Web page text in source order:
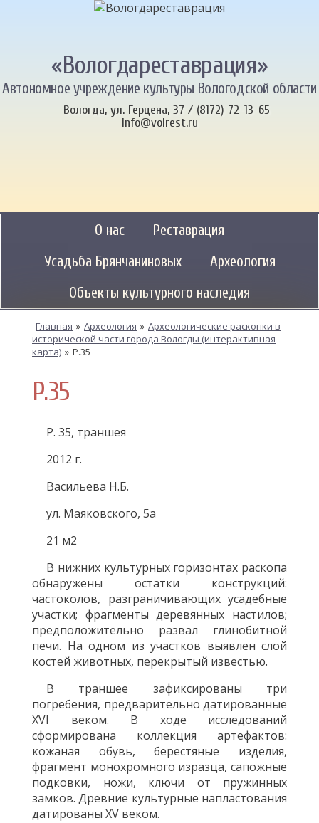
«Вологдареставрация»
Автономное учреждение культуры Вологодской области
Вологда, ул. Герцена, 37 / (8172) 72-13-65
info@volrest.ru
О нас
Реставрация
Усадьба Брянчаниновых
Археология
Объекты культурного наследия
Главная » Археология » Археологические раскопки в
исторической части города Вологды (интерактивная
карта) » Р.35
Р.35
Р. 35, траншея
2012 г.
Васильева Н.Б.
ул. Маяковского, 5а
21 м2
В нижних культурных горизонтах раскопа
обнаружены остатки конструкций:
частоколов, разграничивающих усадебные
участки; фрагменты деревянных настилов;
предположительно развал глинобитной
печи. На одном из участков выявлен слой
костей животных, перекрытый известью.
В траншее зафиксированы три
погребения, предварительно датированные
XVI веком. В ходе исследований
сформирована коллекция артефактов:
кожаная обувь, берестяные изделия,
фрагмент монохромного изразца, сапожные
подковки, ножи, ключи от пружинных
замков. Древние культурные напластования
датированы XV веком.